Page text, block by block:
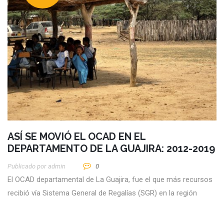
ASÍ SE MOVIÓ EL OCAD EN EL
DEPARTAMENTO DE LA GUAJIRA: 2012-2019
Publicado por Admin 0
El OCAD departamental de La Guajira, fue el que más recursos
recibió vía Sistema General de Regalías (SGR) en la región